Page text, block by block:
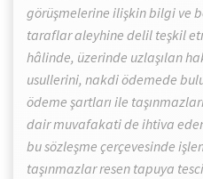
görüşmelerine ilişkin bilgi ve
taraflar aleyhine delil teşkil
hâlinde, üzerinde uzlaşılan
usullerini, nakdi ödemede
ödeme şartları ile
dair muvafakati de ihtiva
bu sözleşme çerçevesinde
taşınmazlar resen tapuya